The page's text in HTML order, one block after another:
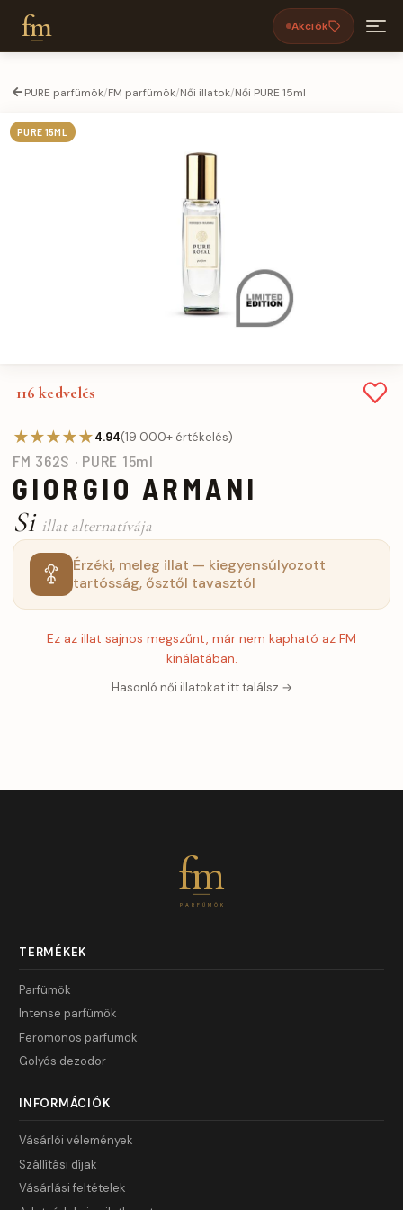
fm Akciók
PURE parfümök/FM parfümök/Női illatok/Női PURE 15ml
PURE 15ML
116 kedvelés
★★★★★4.94(19 000+ értékelés)
FM 362S · PURE 15ml
GIORGIO ARMANI
Si illat alternatívája
Érzéki, meleg illat — kiegyensúlyozott
tartósság, ősztől tavasztól
Ez az illat sajnos megszűnt, már nem kapható az FM
kínálatában.
Hasonló női illatokat itt találsz →
fm
PARFÜMÖK
TERMÉKEK
Parfümök
Intense parfümök
Feromonos parfümök
Golyós dezodor
INFORMÁCIÓK
Vásárlói vélemények
Szállítási díjak
Vásárlási feltételek